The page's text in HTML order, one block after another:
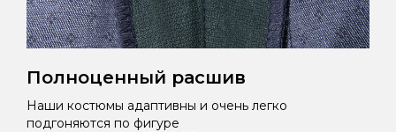
Полноценный расшив
Наши костюмы адаптивны и очень легко
подгоняются по фигуре